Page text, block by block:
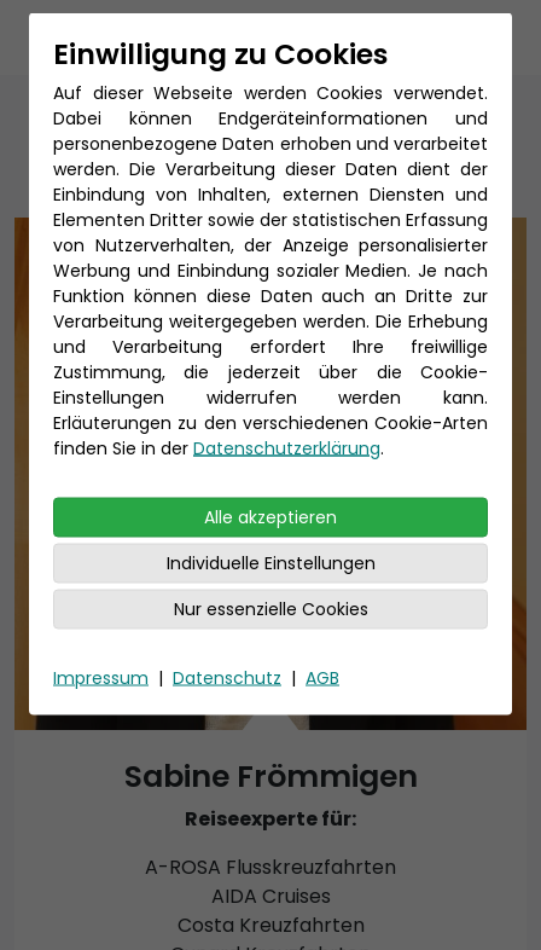
Unsere Reiseexperten
Sabine Frömmigen
Reiseexperte für:
A-ROSA Flusskreuzfahrten
AIDA Cruises
Costa Kreuzfahrten
Einwilligung zu Cookies
Auf dieser Webseite werden Cookies verwendet.
Dabei können Endgeräteinformationen und
personenbezogene Daten erhoben und verarbeitet
werden. Die Verarbeitung dieser Daten dient der
Einbindung von Inhalten, externen Diensten und
Elementen Dritter sowie der statistischen Erfassung
von Nutzerverhalten, der Anzeige personalisierter
Werbung und Einbindung sozialer Medien. Je nach
Funktion können diese Daten auch an Dritte zur
Verarbeitung weitergegeben werden. Die Erhebung
und Verarbeitung erfordert Ihre freiwillige
Zustimmung, die jederzeit über die Cookie-
Einstellungen widerrufen werden kann.
Erläuterungen zu den verschiedenen Cookie-Arten
finden Sie in der Datenschutzerklärung.
Alle akzeptieren
Individuelle Einstellungen
Nur essenzielle Cookies
Impressum | Datenschutz | AGB